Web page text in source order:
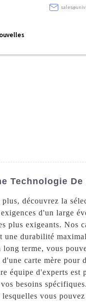
Technologie De
découvrez la
d'un large
plus exigeants. Nos
durabilité
terme, vous
carte mère pour
équipe d'experts est
besoins
vous pouvez